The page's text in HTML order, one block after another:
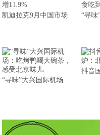
凯迪拉克9月中国市场 “寻味
“寻味”大兴国际机场
抖音